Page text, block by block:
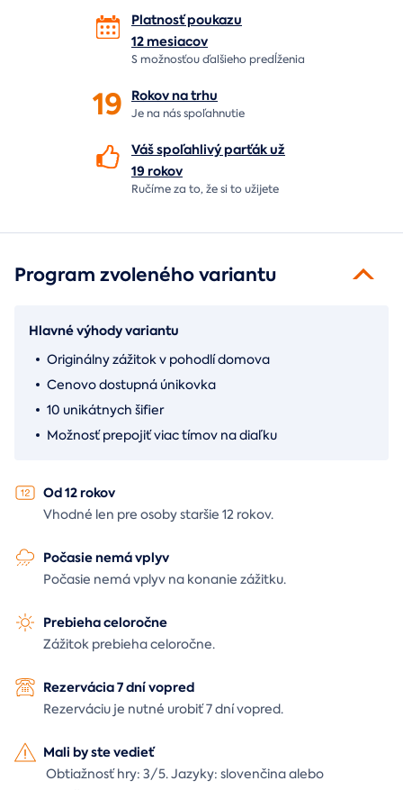
Platnosť poukazu
12 mesiacov
S možnosťou ďalšieho predĺženia
19 Rokov natrhu
Je na násspoľahnutie
Váš spoľahlivý parťák už
19 rokov
Ručíme za to,že si to užijete
Program zvoleného variantu
Hlavné výhody variantu
Originálny zážitok v pohodlí domova
Cenovo dostupná únikovka
10 unikátnych šifier
Možnosť prepojiť viac tímov na diaľku
Od 12 rokov
Vhodné len pre osoby staršie 12 rokov.
Počasie nemá vplyv
Počasie nemá vplyv na konanie zážitku.
Prebieha celoročne
Zážitok prebieha celoročne.
Rezervácia 7 dní vopred
Rezerváciu je nutné urobiť 7 dní vopred.
Mali by ste vedieť
Obtiažnosť hry: 3/5. Jazyky: slovenčina alebo